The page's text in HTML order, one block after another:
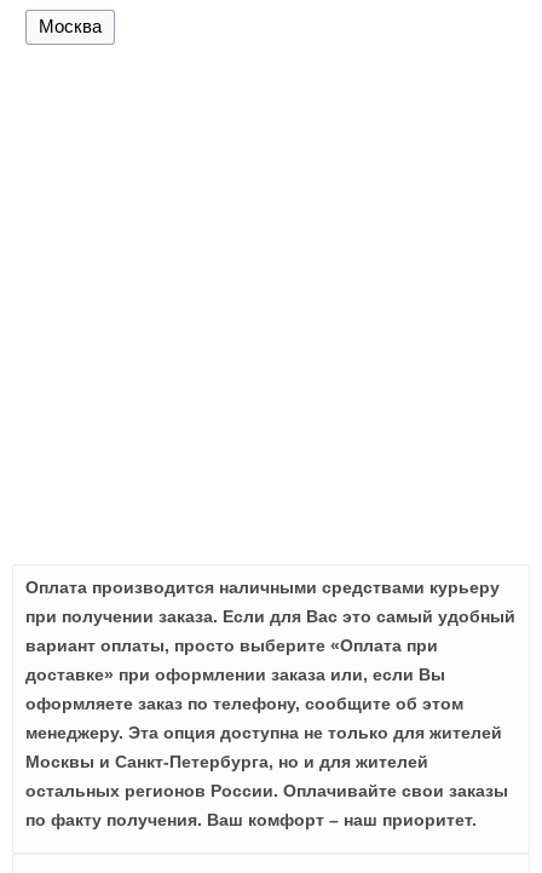
Москва
Оплата производится наличными средствами курьеру
при получении заказа. Если для Вас это самый удобный
вариант оплаты, просто выберите «Оплата при
доставке» при оформлении заказа или, если Вы
оформляете заказ по телефону, сообщите об этом
менеджеру. Эта опция доступна не только для жителей
Москвы и Санкт-Петербурга, но и для жителей
остальных регионов России. Оплачивайте свои заказы
по факту получения. Ваш комфорт – наш приоритет.